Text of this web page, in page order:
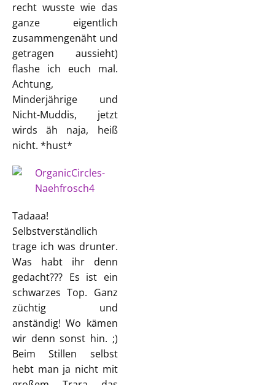
recht wusste wie das
ganze eigentlich
zusammengenäht und
getragen aussieht)
flashe ich euch mal.
Achtung,
Minderjährige und
Nicht-Muddis, jetzt
wirds äh naja, heiß
nicht. *hust*
Tadaaa!
Selbstverständlich
trage ich was drunter.
Was habt ihr denn
gedacht??? Es ist ein
schwarzes Top. Ganz
züchtig und
anständig! Wo kämen
wir denn sonst hin. ;)
Beim Stillen selbst
hebt man ja nicht mit